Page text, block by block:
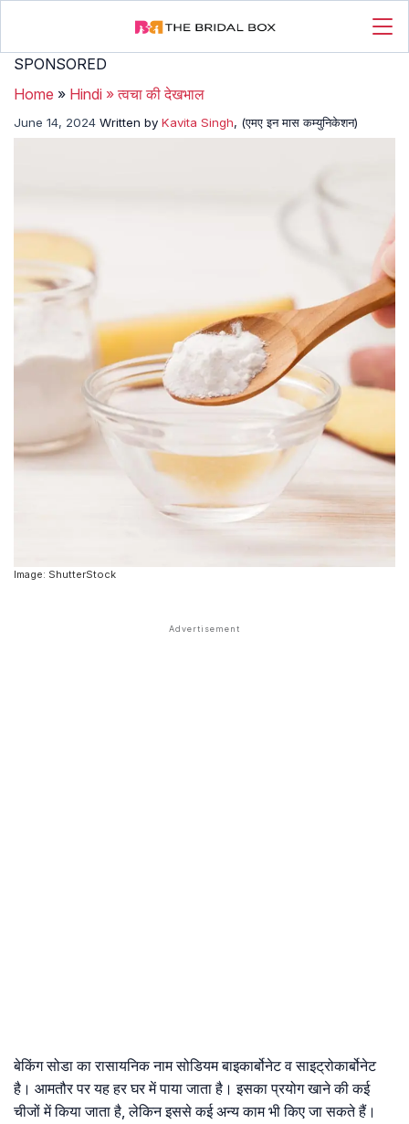
SPONSORED
Home » Hindi »त्वचा की देखभाल
June 14, 2024 Written by Kavita Singh, (एमए इन मास कम्युनिकेशन)
Image: ShutterStock
बेकिंग सोडा का रासायनिक नाम सोडियम बाइकार्बोनेट व साइट्रोकार्बोनेट
है। आमतौर पर यह हर घर में पाया जाता है। इसका प्रयोग खाने की कई
चीजों में किया जाता है, लेकिन इससे कई अन्य काम भी किए जा सकते हैं।